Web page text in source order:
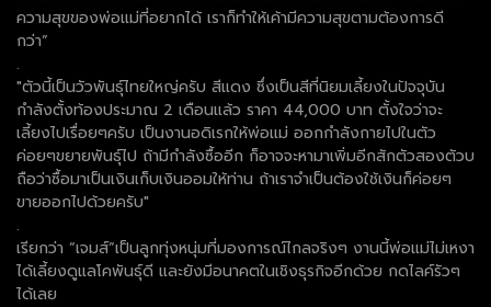
ความสุขของพ่อแม่ที่อยากได้ เราก็ทำให้เค้ามีความสุขตามต้องการดี
กว่า”
.
"ตัวนี้เป็นวัวพันธุ์ไทยใหญ่ครับ สีแดง ซึ่งเป็นสีที่นิยมเลี้ยงในปัจจุบัน
กำลังตั้งท้องประมาณ 2 เดือนแล้ว ราคา 44,000 บาท ตั้งใจว่าจะ
เลี้ยงไปเรื่อยๆครับ เป็นงานอดิเรกให้พ่อแม่ ออกกำลังกายไปในตัว
ค่อยๆขยายพันธุ์ไป ถ้ามีกำลังซื้ออีก ก็อาจจะหามาเพิ่มอีกสักตัวสองตัวบ
ถือว่าซื้อมาเป็นเงินเก็บเงินออมให้ท่าน ถ้าเราจำเป็นต้องใช้เงินก็ค่อยๆ
ขายออกไปด้วยครับ"
.
เรียกว่า “เจมส์”เป็นลูกทุ่งหนุ่มที่มองการณ์ไกลจริงๆ งานนี้พ่อแม่ไม่เหงา
ได้เลี้ยงดูแลโคพันธุ์ดี และยังมีอนาคตในเชิงธุรกิจอีกด้วย กดไลค์รัวๆ
ได้เลย